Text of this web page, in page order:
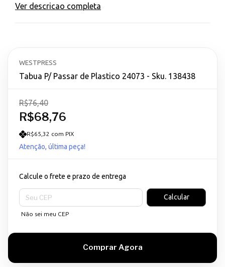
Ver descricao completa
WESTPRESS
Tabua P/ Passar de Plastico 24073 - Sku. 138438
R$68,76
R$76,40
R$65,32 com PIX
Atenção, última peça!
Calcule o frete e prazo de entrega
Entregas para o CEP:
Calcular
Não sei meu CEP